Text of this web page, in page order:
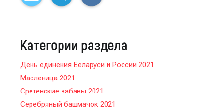
Категории раздела
День единения Беларуси и России 2021
Масленица 2021
Сретенские забавы 2021
Серебряный башмачок 2021